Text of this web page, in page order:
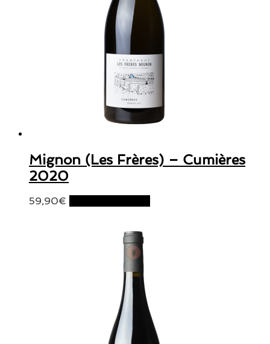
Mignon (Les Frères) – Cumières
2020
59,90€